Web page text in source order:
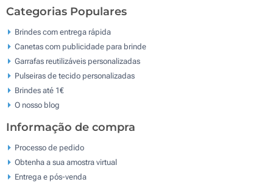
Categorias Populares
Brindes com entrega rápida
Canetas com publicidade para brinde
Garrafas reutilizáveis personalizadas
Pulseiras de tecido personalizadas
Brindes até 1€
O nosso blog
Informação de compra
Processo de pedido
Obtenha a sua amostra virtual
Entrega e pós-venda